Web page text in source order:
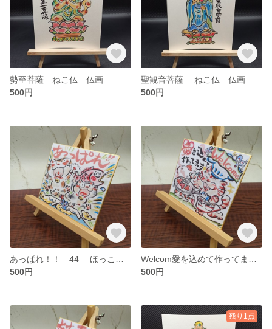
勢至菩薩 ねこ仏 仏画
500円
聖観音菩薩 ねこ仏 仏画
500円
500円
500円
残り1点